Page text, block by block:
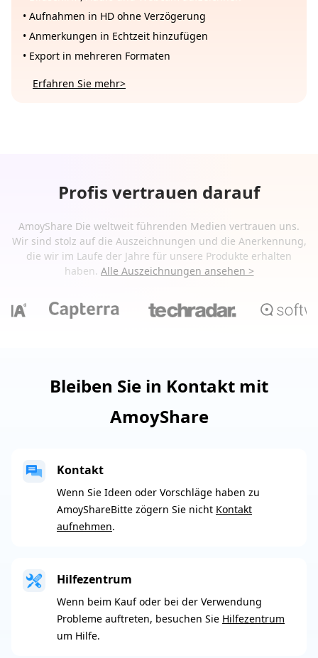
• Aufnahmen in HD ohne Verzögerung
• Anmerkungen in Echtzeit hinzufügen
• Export in mehreren Formaten
Erfahren Sie mehr>
Profis vertrauen darauf
AmoyShare Die weltweit führenden Medien vertrauen uns.
Wir sind stolz auf die Auszeichnungen und die Anerkennung,
die wir im Laufe der Jahre für unsere Produkte erhalten
haben. Alle Auszeichnungen ansehen >
Bleiben Sie in Kontakt mit
AmoyShare
Kontakt
Wenn Sie Ideen oder Vorschläge haben zu
AmoyShareBitte zögern Sie nicht Kontakt
aufnehmen.
Hilfezentrum
Wenn beim Kauf oder bei der Verwendung
Probleme auftreten, besuchen Sie Hilfezentrum
um Hilfe.